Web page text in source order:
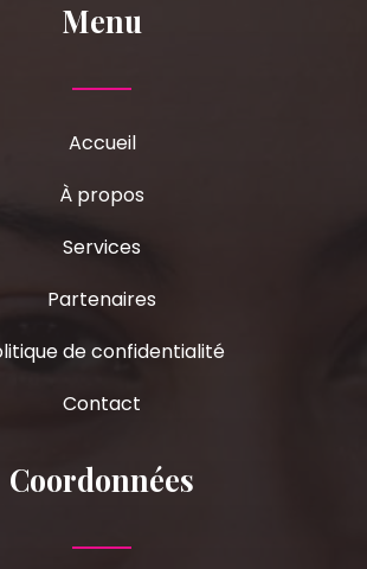
Menu
Accueil
À propos
Services
Partenaires
de confidentialité
Contact
Coordonnées